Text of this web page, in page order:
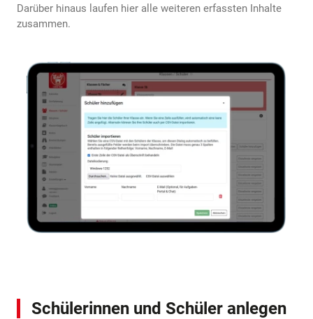
Darüber hinaus laufen hier alle weiteren erfassten Inhalte
zusammen.
Schülerinnen und Schüler anlegen